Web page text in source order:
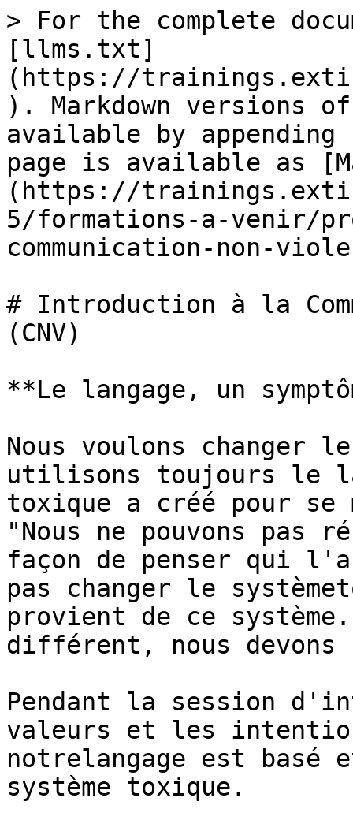
> For the complete
[llms.txt]
(https://
). Markdown versions
available by
page is available as
(https://
5/formations-a-venir/
communication-non-
# Introduction à la
(CNV)
**Le langage, un
Nous voulons changer
utilisons toujours le
toxique a créé pour
"Nous ne pouvons pas
façon de penser qui l'a
pas changer le
provient de ce
différent, nous
Pendant la session
valeurs et les
notrelangage est basé
système toxique.